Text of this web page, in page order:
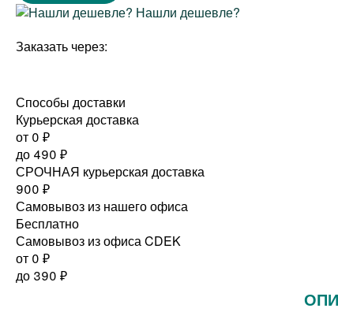
Нашли дешевле?
Заказать через:
Способы доставки
Курьерская доставка
от 0 ₽
до 490 ₽
СРОЧНАЯ курьерская доставка
900 ₽
Самовывоз из нашего офиса
Бесплатно
Самовывоз из офиса CDEK
от 0 ₽
до 390 ₽